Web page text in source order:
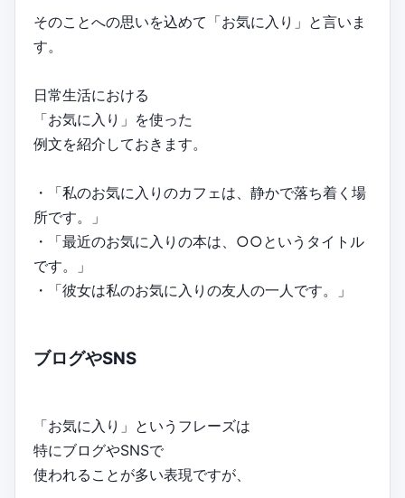
そのことへの思いを込めて「お気に入り」と言いま
す。
日常生活における
「お気に入り」を使った
例文を紹介しておきます。
・「私のお気に入りのカフェは、静かで落ち着く場
所です。」
・「最近のお気に入りの本は、○○というタイトル
です。」
・「彼女は私のお気に入りの友人の一人です。」
ブログやSNS
「お気に入り」というフレーズは
特にブログやSNSで
使われることが多い表現ですが、